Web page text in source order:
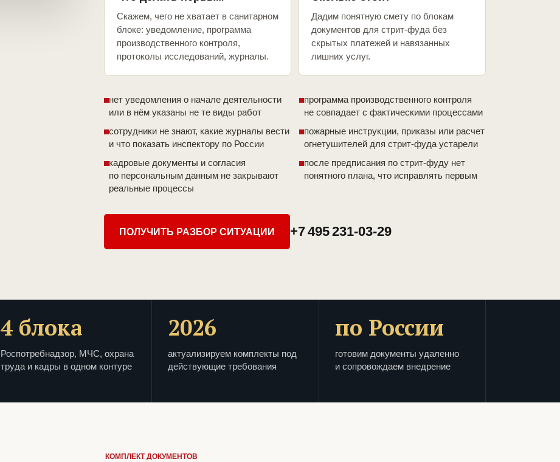
Скажем, чего не хватает в санитарном
блоке: уведомление, программа
производственного контроля,
протоколы исследований, журналы.
Дадим понятную смету по блокам
документов для стрит-фуда без
скрытых платежей и навязанных
лишних услуг.
нет уведомления о начале деятельности
или в нём указаны не те виды работ
программа производственного контроля
не совпадает с фактическими процессами
сотрудники не знают, какие журналы вести
и что показать инспектору по России
пожарные инструкции, приказы или расчет
огнетушителей для стрит-фуда устарели
кадровые документы и согласия
по персональным данным не закрывают
реальные процессы
после предписания по стрит-фуду нет
понятного плана, что исправлять первым
ПОЛУЧИТЬ РАЗБОР СИТУАЦИИ +7 495 231-03-29
4 блока
Роспотребнадзор, МЧС, охрана
труда и кадры в одном контуре
2026
актуализируем комплекты под
действующие требования
по России
готовим документы удаленно
и сопровождаем внедрение
КОМПЛЕКТ ДОКУМЕНТОВ